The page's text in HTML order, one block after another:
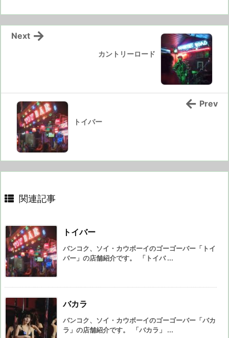
カントリーロード
Next
トイバー
Prev
関連記事
トイバー
バンコク、ソイ・カウボーイのゴーゴーバー「トイ
バー」の店舗紹介です。 「トイバ ...
バカラ
バンコク、ソイ・カウボーイのゴーゴーバー「バカ
ラ」の店舗紹介です。 「バカラ」 ...